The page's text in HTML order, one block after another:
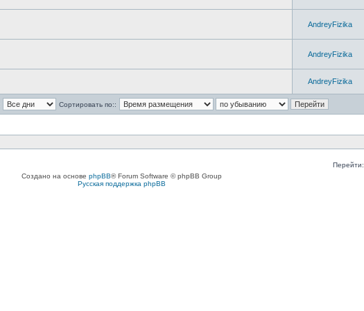
AndreyFizika
AndreyFizika
AndreyFizika
Сортировать по::
Перейти:
Создано на основе phpBB® Forum Software © phpBB Group
Русская поддержка phpBB